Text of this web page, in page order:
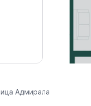
Адмирала